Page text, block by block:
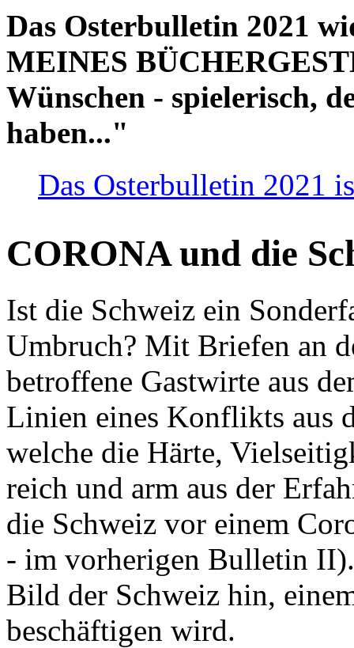
Das Osterbulletin 2021
MEINES
Wünschen - spielerisch,
haben..."
Das Osterbulletin 2021
CORONA und die
Ist die Schweiz ein
Umbruch? Mit Briefen an
betroffene Gastwirte aus
Linien eines Konflikts aus
welche die Härte,
reich und arm aus der
die Schweiz vor einem
- im vorherigen Bulletin
Bild der Schweiz hin,
beschäftigen wird.